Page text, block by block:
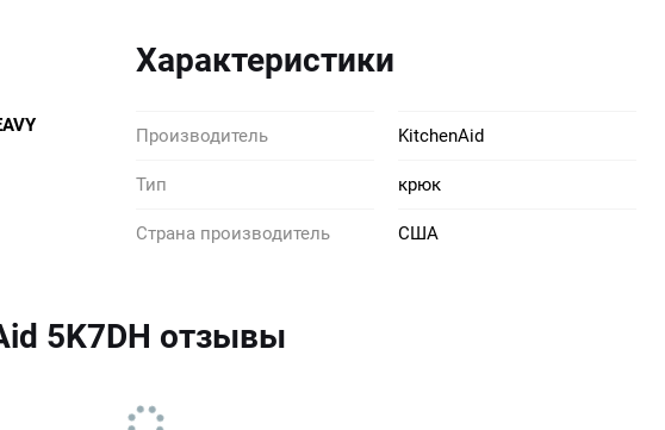
Характеристики
Производитель KitchenAid
Тип крюк
Страна производитель США
5K7DH отзывы